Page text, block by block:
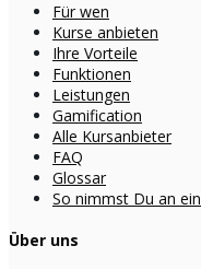
Für wen
Kurse anbieten
Ihre Vorteile
Funktionen
Leistungen
Gamification
Alle Kursanbieter
FAQ
Glossar
So nimmst Du an
Über uns